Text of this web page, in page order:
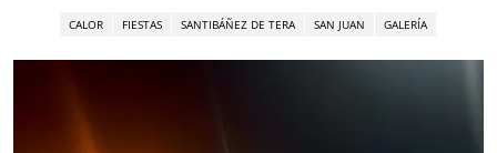
CALOR FIESTAS SANTIBÁÑEZ DE TERA SAN JUAN GALERÍA